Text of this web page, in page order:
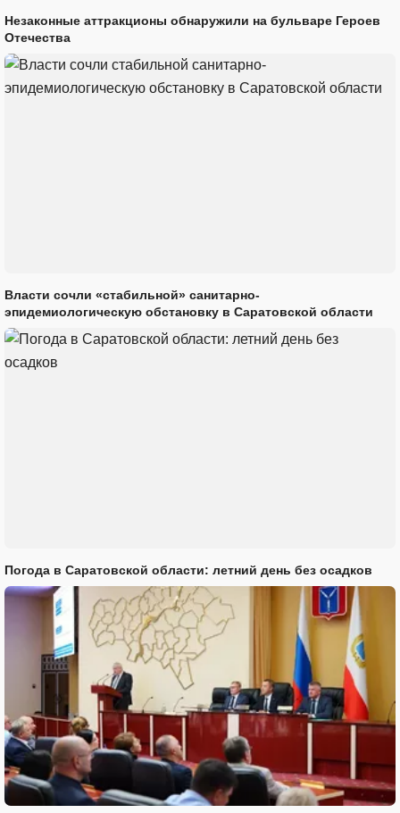
Незаконные аттракционы обнаружили на бульваре Героев
Отечества
Власти сочли «стабильной» санитарно-
эпидемиологическую обстановку в Саратовской области
Погода в Саратовской области: летний день без осадков